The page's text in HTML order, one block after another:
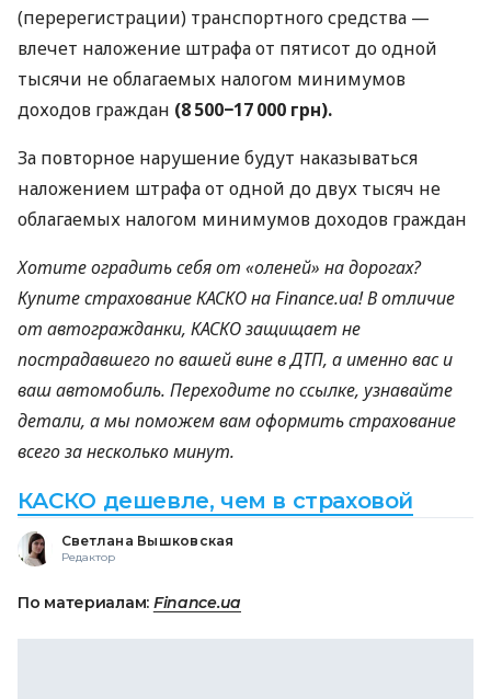
(перерегистрации) транспортного средства —
влечет наложение штрафа от пятисот до одной
тысячи не облагаемых налогом минимумов
доходов граждан (8 500−17 000 грн).
За повторное нарушение будут наказываться
наложением штрафа от одной до двух тысяч не
облагаемых налогом минимумов доходов граждан
Хотите оградить себя от «оленей» на дорогах?
Купите страхование КАСКО на Finance.ua! В отличие
от автогражданки, КАСКО защищает не
пострадавшего по вашей вине в ДТП, а именно вас и
ваш автомобиль. Переходите по ссылке, узнавайте
детали, а мы поможем вам оформить страхование
всего за несколько минут.
КАСКО дешевле, чем в страховой
Светлана Вышковская
Редактор
По материалам: Finance.ua